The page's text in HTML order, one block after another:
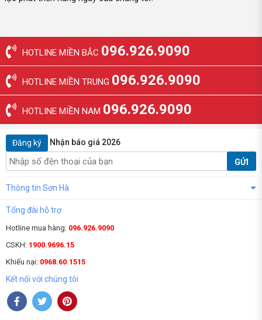
HOTLINE MIỀN BẮC 096.926.9090
HOTLINE MIỀN TRUNG 096.926.9090
HOTLINE MIỀN NAM 096.926.9090
Đăng ký Nhận báo giá 2026
GỬI
Thông tin Sơn Hà
Tổng đài hỗ trợ
Hotline mua hàng: 096.926.9090
CSKH: 1900.9696.15
Khiếu nại: 0968.60.1515
Kết nối với chúng tôi